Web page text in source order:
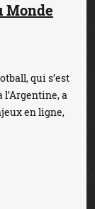
Monde
qui s’est
l’Argentine, a
en ligne,